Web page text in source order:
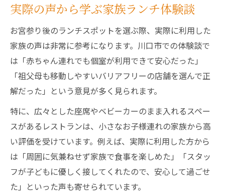
実際の声から学ぶ家族ランチ体験談
お宮参り後のランチスポットを選ぶ際、実際に利用した
家族の声は非常に参考になります。川口市での体験談で
は「赤ちゃん連れでも個室が利用できて安心だった」
「祖父母も移動しやすいバリアフリーの店舗を選んで正
解だった」という意見が多く見られます。
特に、広々とした座席やベビーカーのまま入れるスペー
スがあるレストランは、小さなお子様連れの家族から高
い評価を受けています。例えば、実際に利用した方から
は「周囲に気兼ねせず家族で食事を楽しめた」「スタッ
フが子どもに優しく接してくれたので、安心して過ごせ
た」といった声も寄せられています。